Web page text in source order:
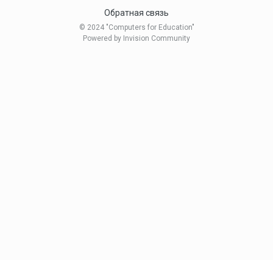
Обратная связь
© 2024 "Computers for Education"
Powered by Invision Community